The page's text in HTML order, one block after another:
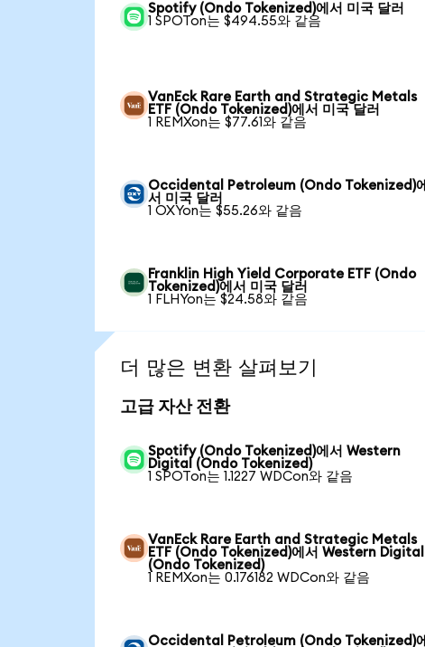
Spotify (Ondo Tokenized)에서 미국 달러
1 SPOTon는 $494.55와 같음
VanEck Rare Earth and Strategic Metals
ETF (Ondo Tokenized)에서 미국 달러
1 REMXon는 $77.61와 같음
Occidental Petroleum (Ondo Tokenized)에
서 미국 달러
1 OXYon는 $55.26와 같음
Franklin High Yield Corporate ETF (Ondo
Tokenized)에서 미국 달러
1 FLHYon는 $24.58와 같음
더 많은 변환 살펴보기
고급 자산 전환
Spotify (Ondo Tokenized)에서 Western
Digital (Ondo Tokenized)
1 SPOTon는 1.1227 WDCon와 같음
VanEck Rare Earth and Strategic Metals
ETF (Ondo Tokenized)에서 Western Digital
(Ondo Tokenized)
1 REMXon는 0.176182 WDCon와 같음
Occidental Petroleum (Ondo Tokenized)에